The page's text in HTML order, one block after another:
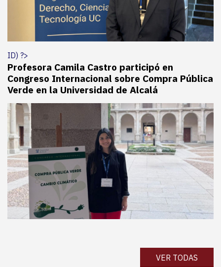
ID) ?>
Profesora Camila Castro participó en
Congreso Internacional sobre Compra Pública
Verde en la Universidad de Alcalá
VER TODAS